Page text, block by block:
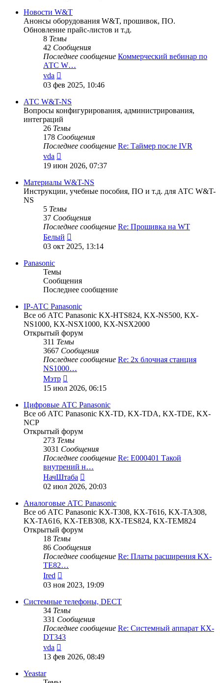
Новости W&T
Анонсы оборудования W&T, прошивок, ПО.
Обновление прайс-листов и т.д.
8 Темы
42 Сообщения
Последнее сообщение Коммерческий вебинар по
АТС W…
vda
к
последнему
сообщению
03 фев 2025, 10:46
АТС W&T-NS
Вопросы конфигурирования, администрирования,
интеграций
26 Темы
178 Сообщения
Последнее сообщение Re: Таймер после IVR
vda
к
последнему
сообщению
19 июн 2026, 07:37
Материалы W&T-NS
Инструкции, учебные пособия, ПО и т.д. для АТС W&T-
NS
5 Темы
37 Сообщения
Последнее сообщение Re: Прошивка на WT
Белый
к
последнему
03 окт 2025, 13:14
Panasonic
Темы
Сообщения
Последнее сообщение
IP-АТС Panasonic
Все об АТС Panasonic KX-HTS824, KX-NS500, KX-
NS1000, KX-NSX1000, KX-NSX2000
Открытый форум
311 Темы
3667 Сообщения
Последнее сообщение Re: 2х блочная станция
NS1000…
Мэтр
к
последнему
сообщению
15 июл 2026, 06:15
Цифровые АТС Panasonic
Все об АТС Panasonic KX-TD, KX-TDA, KX-TDE, KX-
NCP
Открытый форум
273 Темы
3031 Сообщения
Последнее сообщение Re: E000401 Такой
внутрений н…
НачШтаба
последнему
сообщению
02 июл 2026, 20:03
Аналоговые АТС Panasonic
Все об АТС Panasonic KX-T308, KX-T616, KX-TA308,
KX-TA616, KX-TEB308, KX-TES824, KX-TEM824
Открытый форум
18 Темы
86 Сообщения
Последнее сообщение Re: Платы расширения KX-
TE82…
Ired
к
последнему
сообщению
03 ноя 2023, 19:09
Системные телефоны, DECT
34 Темы
331 Сообщения
Последнее сообщение Re: Системный аппарат КХ-
DT343
vda
к
последнему
13 фев 2026, 08:49
Yeastar